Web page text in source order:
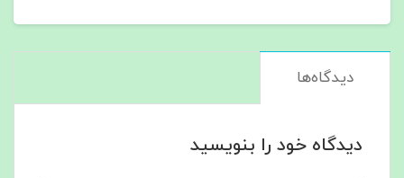
دیدگاه‌ها
دیدگاه خود را بنویسید